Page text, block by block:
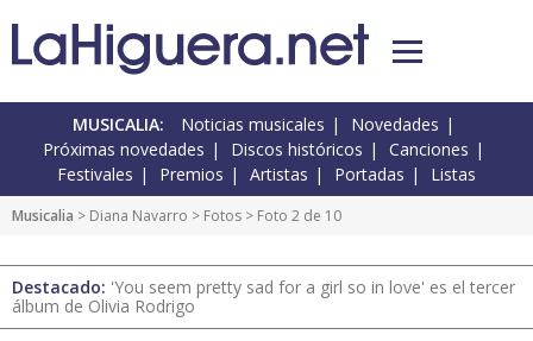
MUSICALIA: Noticias musicales
Novedades
Próximas novedades
Discos históricos
Canciones
Festivales
Premios Artistas Portadas Listas
Musicalia > Diana Navarro > Fotos > Foto 2 de 10
Destacado: 'You seem pretty sad for a girl so in love' es el tercer
álbum de Olivia Rodrigo